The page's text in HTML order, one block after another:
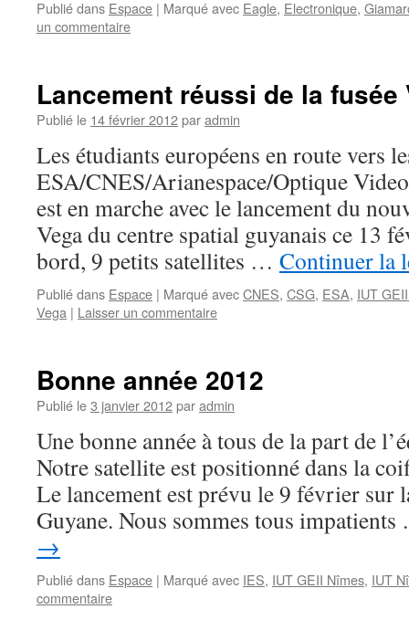
Publié dans Espace | Marqué avec Eagle, Electronique,
un commentaire
Lancement réussi de la fusée
Publié le 14 février 2012paradmin
Les étudiants européens en route vers
ESA/CNES/Arianespace/Optique
est en marche avec le lancement du
Vega du centre spatial guyanais ce 13
bord, 9 petits satellites … Continuer la
Publié dans Espace | Marqué avecCNES, CSG, ESA, IUT
Vega | Laisser un commentaire
Bonne année 2012
Publié le3 janvier 2012paradmin
Une bonne année à tous de la part de
Notre satellite est positionné dans la
Le lancement est prévu le 9 février sur
Guyane. Nous sommes tous
→
Publié dans Espace | Marqué avec IES, IUT GEII Nîmes, IUT
commentaire